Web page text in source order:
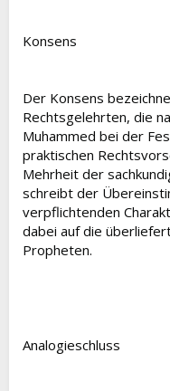
Konsens
Der Konsens
Rechtsgelehrten, die
Muhammed bei der
praktischen
Mehrheit der
schreibt der
verpflichtenden
dabei auf die
Propheten.
Analogieschluss